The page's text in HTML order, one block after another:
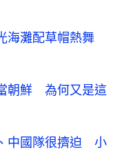
海灘配草帽熱舞
朝鮮 為何又是這
中國隊很擠迫 小